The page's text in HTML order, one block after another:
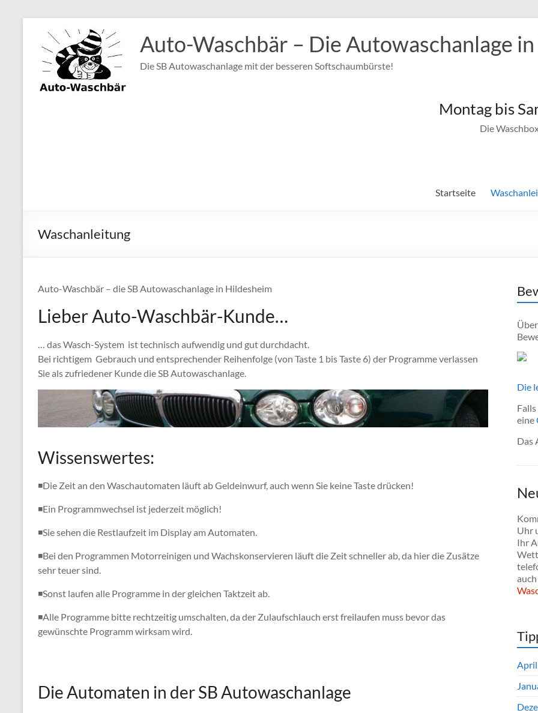
springen
Auto-Waschbär – Die Autowaschanlage
Die SB Autowaschanlage mit der besseren Softschaumbürste!
Montag bis
Die
Startseite
Waschanleitung
Auto-Waschbär – die SB Autowaschanlage in Hildesheim
Lieber Auto-Waschbär-Kunde…
… das Wasch-System ist technisch aufwendig und gut durchdacht.
Bei richtigem Gebrauch und entsprechender Reihenfolge (von Taste 1 bis Taste 6) der Programme verlassen
Sie als zufriedener Kunde die SB Autowaschanlage.
Wissenswertes:
◾Die Zeit an den Waschautomaten läuft ab Geldeinwurf, auch wenn Sie keine Taste drücken!
◾Ein Programmwechsel ist jederzeit möglich!
◾Sie sehen die Restlaufzeit im Display am Automaten.
◾Bei den Programmen Motorreinigen und Wachskonservieren läuft die Zeit schneller ab, da hier die Zusätze
sehr teuer sind.
◾Sonst laufen alle Programme in der gleichen Taktzeit ab.
◾Alle Programme bitte rechtzeitig umschalten, da der Zulaufschlauch erst freilaufen muss bevor das
gewünschte Programm wirksam wird.
Die Automaten in der SB Autowaschanlage
Die
Falls
eine
Das
Uhr
Ihr